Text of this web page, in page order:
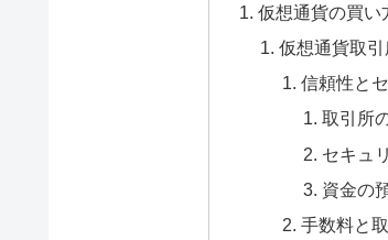
仮想通貨の買い
仮想通貨取
信頼性と
取引所
セキュ
資金の
手数料と